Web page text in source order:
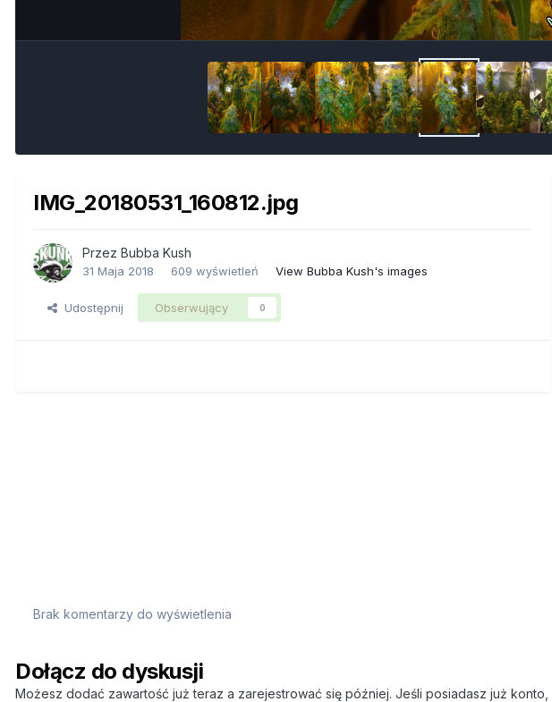
IMG_20180531_160812.jpg
Przez Bubba Kush
31 Maja 2018 609 wyświetleń View Bubba Kush's images
Udostępnij Obserwujący 0
Brak komentarzy do wyświetlenia
Dołącz do dyskusji
Możesz dodać zawartość już teraz a zarejestrować się później. Jeśli posiadasz już konto,